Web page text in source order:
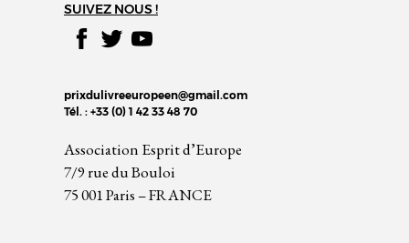
SUIVEZ NOUS !
prixdulivreeuropeen@gmail.com
Tél. : +33 (0) 1 42 33 48 70
Association Esprit d’Europe
7/9 rue du Bouloi
75 001 Paris – FRANCE